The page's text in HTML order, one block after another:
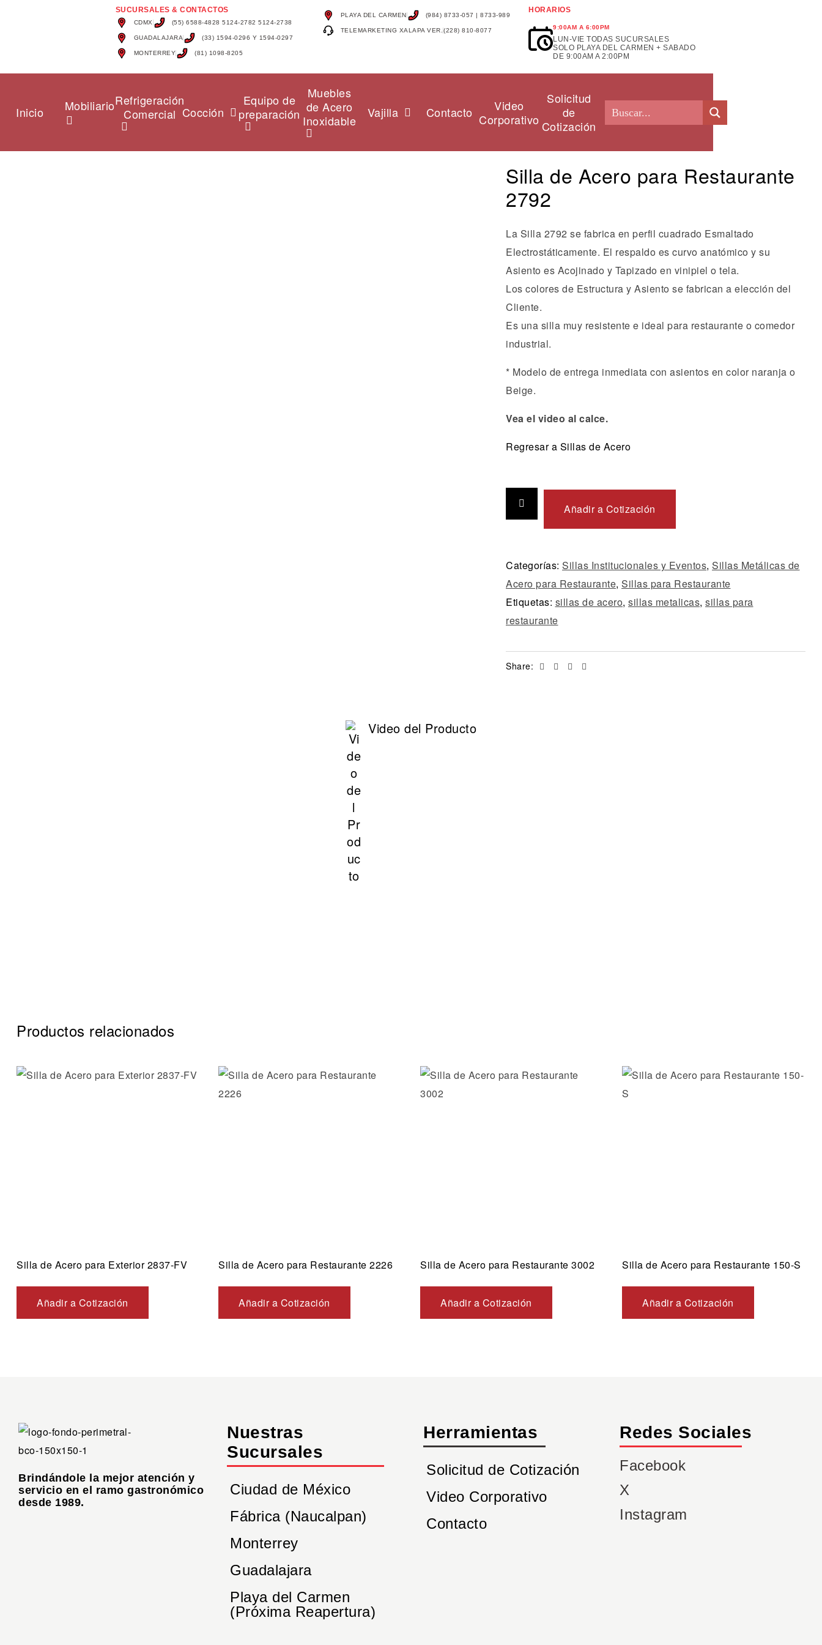
SUCURSALES & CONTACTOS
CDMX (55) 6588-4828 5124-2782 5124-2738
GUADALAJARA (33) 1594-0296 Y 1594-0297
MONTERREY (81) 1098-8205
PLAYA DEL CARMEN (984) 8733-057 | 8733-989
TELEMARKETING XALAPA VER. (228) 810-8077
HORARIOS
9:00AM A 6:00PM
LUN-VIE TODAS SUCURSALES
SOLO PLAYA DEL CARMEN + SABADO
DE 9:00AM A 2:00PM
Inicio MobiliarioRefrigeración
Comercial Cocción
Equipo de
preparación
Muebles
de Acero
Inoxidable
Vajilla Contacto
Video
Corporativo
Solicitud
de
Cotización
Silla de Acero para Restaurante
2792
La Silla 2792 se fabrica en perfil cuadrado Esmaltado
Electrostáticamente. El respaldo es curvo anatómico y su
Asiento es Acojinado y Tapizado en vinipiel o tela.
Los colores de Estructura y Asiento se fabrican a elección del
Cliente.
Es una silla muy resistente e ideal para restaurante o comedor
industrial.
* Modelo de entrega inmediata con asientos en color naranja o
Beige.
Vea el video al calce.
Regresar a Sillas de Acero
Añadir a Cotización
Categorías: Sillas Institucionales y Eventos, Sillas Metálicas de
Acero para Restaurante, Sillas para Restaurante
Etiquetas: sillas de acero, sillas metalicas, sillas para
restaurante
Share: Facebook
TwitterLinkedin
Video del Producto
Productos relacionados
Añadir a la lista de deseos
Silla de Acero para Exterior 2837-FV
Añadir a Cotización
Añadir a la lista de deseos
Silla de Acero para Restaurante 2226
Añadir a Cotización
Añadir a la lista de deseos
Silla de Acero para Restaurante 3002
Añadir a Cotización
Silla de Acero para Restaurante 150-S
Añadir a Cotización
Brindándole la mejor atención y
servicio en el ramo gastronómico
desde 1989.
Nuestras
Sucursales
Ciudad de México
Fábrica (Naucalpan)
Monterrey
Guadalajara
Playa del Carmen
(Próxima Reapertura)
Herramientas
Solicitud de Cotización
Video Corporativo
Contacto
Redes Sociales
Facebook
X
Instagram